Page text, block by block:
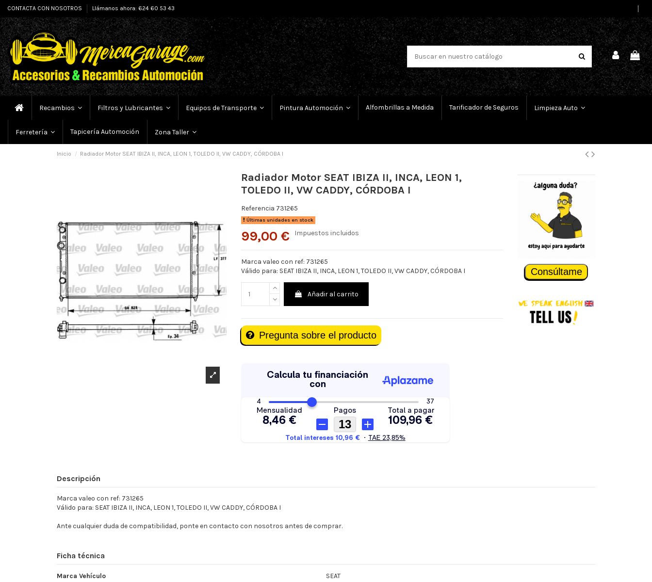
CONTACTA CON NOSOTROS Llámanos ahora: 624 60 53 43
Recambios Filtros y Lubricantes Equipos de Transporte Pintura Automoción Alfombrillas a Medida Tarificador de Seguros Limpieza Auto
Ferretería Tapicería Automoción Zona Taller
Inicio Radiador Motor SEAT IBIZA II, INCA, LEON 1, TOLEDO II, VW CADDY, CÓRDOBA I
Radiador Motor SEAT IBIZA II, INCA, LEON 1,
TOLEDO II, VW CADDY, CÓRDOBA I
Referencia 731265
Últimas unidades en stock
99,00 € Impuestos incluidos
Marca valeo con ref: 731265
Válido para: SEAT IBIZA II, INCA, LEON 1, TOLEDO II, VW CADDY, CÓRDOBA I
Añadir al carrito
Pregunta sobre el producto
Consúltame
Descripción
Marca valeo con ref: 731265
Válido para: SEAT IBIZA II, INCA, LEON 1, TOLEDO II, VW CADDY, CÓRDOBA I
Ante cualquier duda de compatibilidad, ponte en contacto con nosotros antes de comprar.
Ficha técnica
Marca Vehículo SEAT